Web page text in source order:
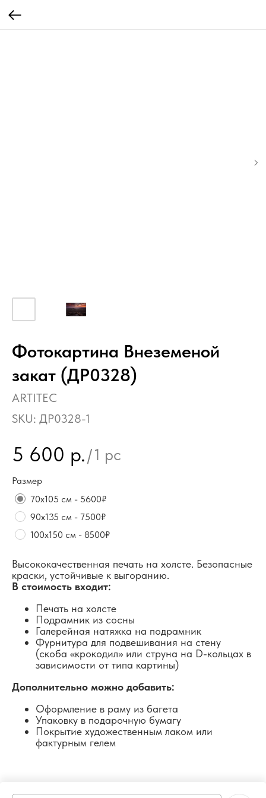
Фотокартина Внеземеной
закат (ДР0328)
ARTITEC
SKU: ДР0328-1
5 600 р./1 pc
Размер
70х105 см - 5600₽
90х135 см - 7500₽
100х150 см - 8500₽
Высококачественная печать на холсте. Безопасные
краски, устойчивые к выгоранию.
В стоимость входит:
Печать на холсте
Подрамник из сосны
Галерейная натяжка на подрамник
Фурнитура для подвешивания на стену
(скоба «крокодил» или струна на D-кольцах в
зависимости от типа картины)
Дополнительно можно добавить:
Оформление в раму из багета
Упаковку в подарочную бумагу
Покрытие художественным лаком или
фактурным гелем